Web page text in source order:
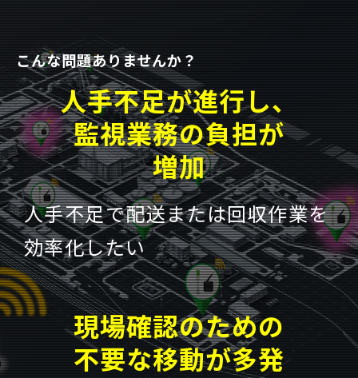
こんな問題ありませんか？
人手不足が進行し、
監視業務の負担が
増加
人手不足で配送または回収作業を
効率化したい
現場確認のための
不要な移動が多発